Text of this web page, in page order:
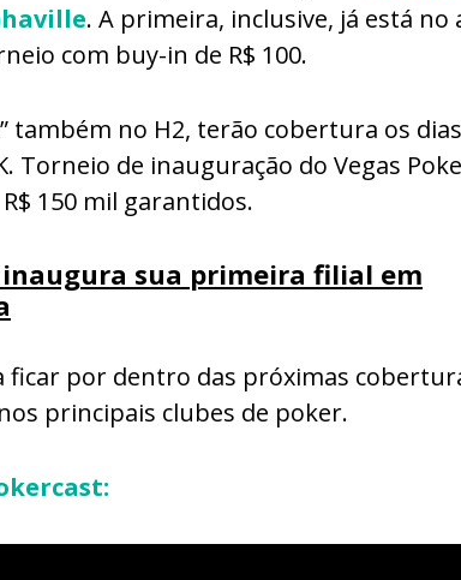
. A primeira, inclusive, já está no
com buy-in de R$ 100.
também no H2, terão cobertura os dias
Torneio de inauguração do Vegas
150 mil garantidos.
inaugura sua primeira filial em
ficar por dentro das próximas
principais clubes de poker.